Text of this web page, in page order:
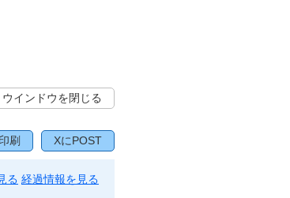
ウインドウを閉じる
印刷 XにPOST
る 経過情報を見る